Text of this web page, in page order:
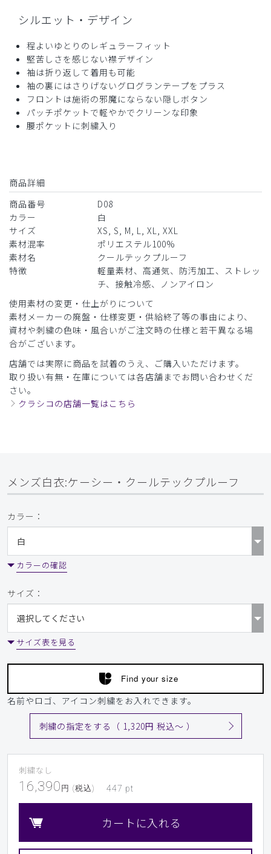
商品：D08メンズ白衣:ケーシー・クールテックプルー
役に立った 0
ていじい様
厚さとても薄い
生地が薄め・ボタンが小さい・嵌めにくい。
商品：
D08メンズ白衣:ケーシー・クールテックプルー
フ/白/M
ご購入者様
購入確認済み
2026-03-16
年齢: 60代 身長:161-165cm 体重:61-65kg
今後ともよろしくお願いいたします
改めて注文します
シルエット・デザイン
程よいゆとりのレギュラーフィット
堅苦しさを感じない襟デザイン
袖は折り返して着用も可能
袖の裏にはさりげないグログランテープをプラス
フロントは施術の邪魔にならない隠しボタン
パッチポケットで軽やかでクリーンな印象
腰ポケットに刺繍入り
商品詳細
商品番号
D08
カラー
白
サイズ
XS, S, M, L, XL, XXL
素材混率
ポリエステル100%
素材名
クールテックプルーフ
特徴
軽量素材、高通気、防汚加工、ストレッ
チ、接触冷感、ノンアイロン
使用素材の変更・仕上がりについて
素材メーカーの廃盤・仕様変更・供給終了等の事由により、
資材や刺繍の色味・風合いがご注文時の仕様と若干異なる場
合がございます。
店舗では実際に商品を試着のうえ、ご購入いただけます。
取り扱い有無・在庫については各店舗までお問い合わせくだ
さい。
クラシコの店舗一覧はこちら
メンズ白衣:ケーシー・クールテックプルーフ
カラー：
カラーの確認
サイズ：
サイズ表を見る
Find your size
名前やロゴ、アイコン刺繍をお入れできます。
刺繍の指定をする（ 1,320円 税込〜 ）
刺繍なし
16,390 円 (税込) 447 pt
カートに入れる